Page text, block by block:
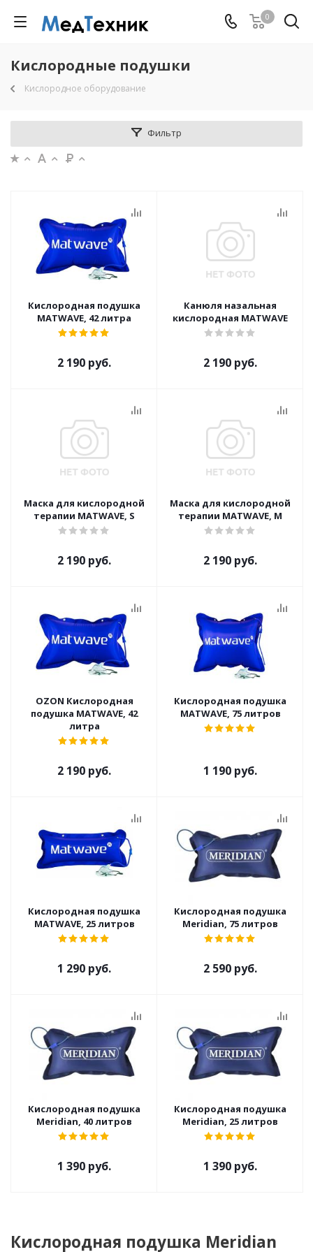
0
Кислородные подушки
Кислородное оборудование
Фильтр
Кислородная подушка
MATWAVE, 42 литра
2 190 руб.
Канюля назальная
кислородная MATWAVE
2 190 руб.
Маска для кислородной
терапии MATWAVE, S
2 190 руб.
Маска для кислородной
терапии MATWAVE, M
2 190 руб.
OZON Кислородная
подушка MATWAVE, 42
литра
2 190 руб.
Кислородная подушка
MATWAVE, 75 литров
1 190 руб.
Кислородная подушка
MATWAVE, 25 литров
1 290 руб.
Кислородная подушка
Meridian, 75 литров
2 590 руб.
Кислородная подушка
Meridian, 40 литров
1 390 руб.
Кислородная подушка
Meridian, 25 литров
1 390 руб.
Кислородная подушка Meridian